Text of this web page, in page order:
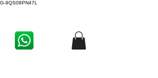
G-9QS08PN47L